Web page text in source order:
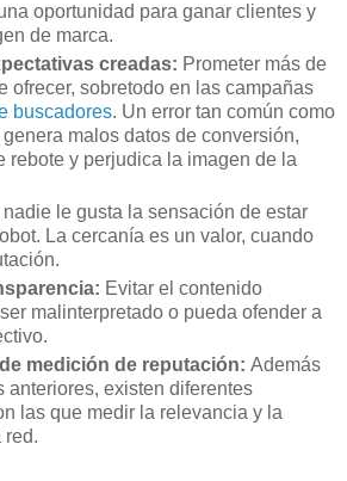
oportunidad para ganar clientes y
de marca.
creadas: Prometer más de
ofrecer, sobretodo en las campañas
buscadores. Un error tan común como
malos datos de conversión,
rebote y perjudica la imagen de la
nadie le gusta la sensación de estar
La cercanía es un valor, cuando
Evitar el contenido
malinterpretado o pueda ofender a
medición de reputación: Además
anteriores, existen diferentes
las que medir la relevancia y la
red.